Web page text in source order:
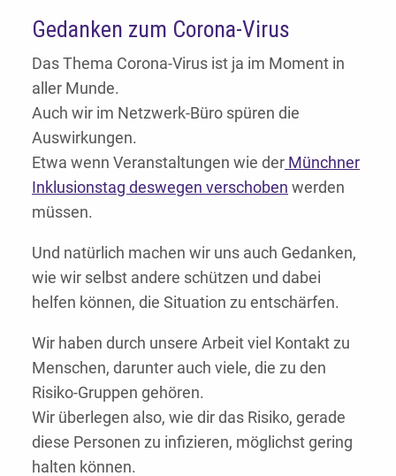
Gedanken zum Corona-Virus
Das Thema Corona-Virus ist ja im Moment in
aller Munde.
Auch wir im Netzwerk-Büro spüren die
Auswirkungen.
Etwa wenn Veranstaltungen wie der Münchner
Inklusionstag deswegen verschoben werden
müssen.
Und natürlich machen wir uns auch Gedanken,
wie wir selbst andere schützen und dabei
helfen können, die Situation zu entschärfen.
Wir haben durch unsere Arbeit viel Kontakt zu
Menschen, darunter auch viele, die zu den
Risiko-Gruppen gehören.
Wir überlegen also, wie dir das Risiko, gerade
diese Personen zu infizieren, möglichst gering
halten können.